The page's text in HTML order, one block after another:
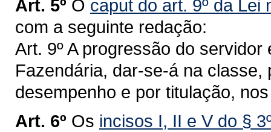
Art. 5º O caput do art. 9º da Lei
com a seguinte redação:
Art. 9º A progressão do
Fazendária, dar-se-á na
desempenho e por titulação,
Art. 6º Os incisos I, II e V do §